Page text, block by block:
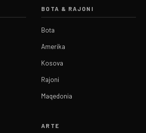
BOTA & RAJONI
Bota
Amerika
Kosova
Rajoni
Maqedonia
ARTE